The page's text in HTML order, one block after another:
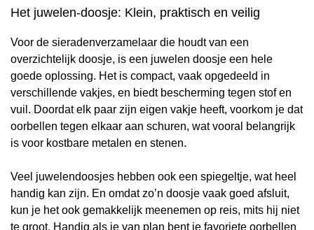
Het juwelen-doosje: Klein, praktisch en veilig
Voor de sieradenverzamelaar die houdt van een
overzichtelijk doosje, is een juwelen doosje een hele
goede oplossing. Het is compact, vaak opgedeeld in
verschillende vakjes, en biedt bescherming tegen stof en
vuil. Doordat elk paar zijn eigen vakje heeft, voorkom je dat
oorbellen tegen elkaar aan schuren, wat vooral belangrijk
is voor kostbare metalen en stenen.
Veel juwelendoosjes hebben ook een spiegeltje, wat heel
handig kan zijn. En omdat zo’n doosje vaak goed afsluit,
kun je het ook gemakkelijk meenemen op reis, mits hij niet
te groot. Handig als je van plan bent je favoriete oorbellen